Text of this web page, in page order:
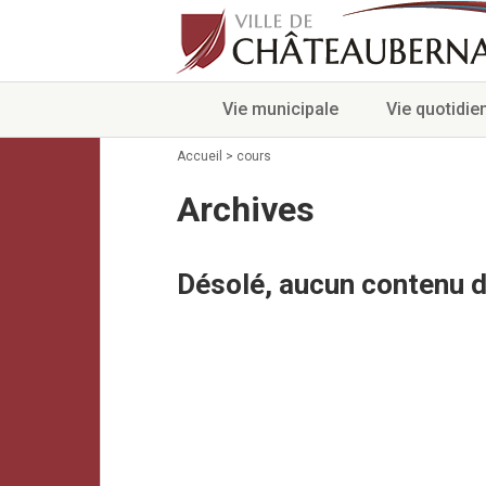
Vie municipale Vie
Accueil > cours
Archives
Désolé, aucun contenu